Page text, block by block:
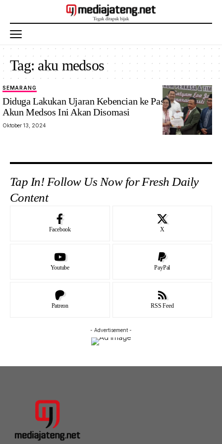
Tag: aku medsos
SEMARANG
Diduga Lakukan Ujaran Kebencian ke Paslon Jaguar,
Akun Medsos Ini Akan Disomasi
Oktober 13, 2024
Tap In! Follow Us Now for Fresh Daily
Content
Facebook X
Youtube PayPal
Patreon RSS Feed
- Advertisement -